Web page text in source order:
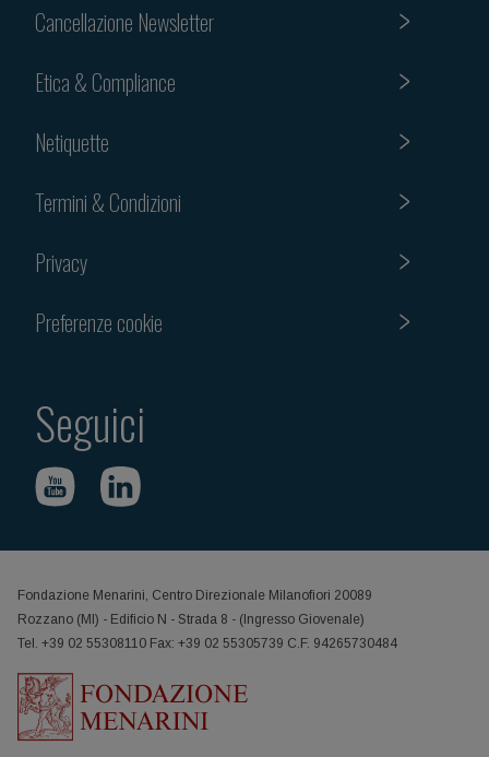
Cancellazione Newsletter
Etica & Compliance
Netiquette
Termini & Condizioni
Privacy
Preferenze cookie
Seguici
Fondazione Menarini, Centro Direzionale Milanofiori 20089
Rozzano (MI) - Edificio N - Strada 8 - (Ingresso Giovenale)
Tel. +39 02 55308110 Fax: +39 02 55305739 C.F. 94265730484